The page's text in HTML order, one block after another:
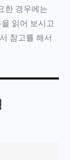
한 경우에는
읽어 보시고
참고를 해서